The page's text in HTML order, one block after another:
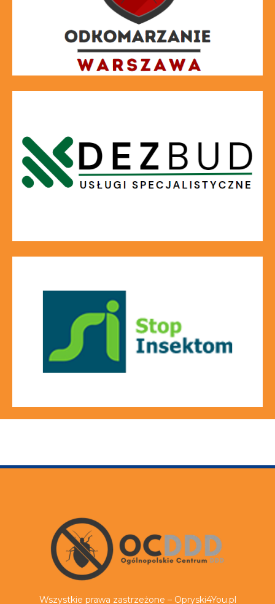
Wszystkie prawa zastrzeżone – Opryski4You.pl